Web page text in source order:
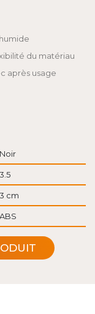
du matériau
après usage
Noir
3.5
3 cm
ABS